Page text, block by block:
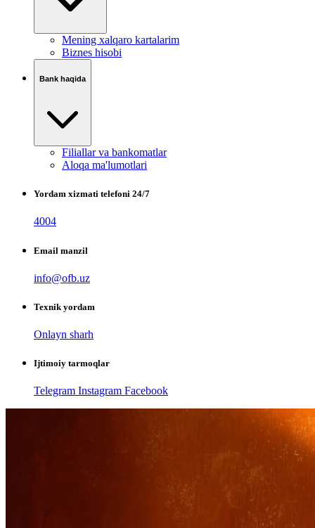
Mening xalqaro kartalarim
Biznes hisobi
Bank haqida
Filiallar va bankomatlar
Aloqa ma'lumotlari
Yordam xizmati telefoni 24/7
4004
Email manzil
info@ofb.uz
Texnik yordam
Onlayn sharh
Ijtimoiy tarmoqlar
Telegram Instagram Facebook